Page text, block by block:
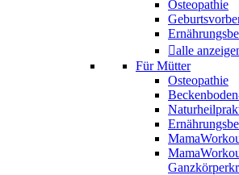
Osteopathie
alle
Für Mütter
Osteopathie